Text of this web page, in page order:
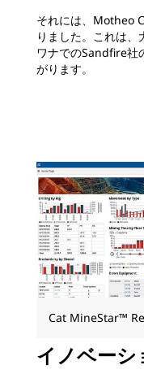
それには、Motheo
りました。これは
ワナでのSandfire社
がります。
Cat MineStar™
イノベーシ